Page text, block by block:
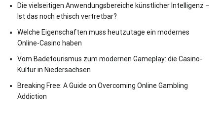
Die vielseitigen Anwendungsbereiche künstlicher Intelligenz –
Ist das noch ethisch vertretbar?
Welche Eigenschaften muss heutzutage ein modernes
Online-Casino haben
Vom Badetourismus zum modernen Gameplay: die Casino-
Kultur in Niedersachsen
Breaking Free: A Guide on Overcoming Online Gambling
Addiction